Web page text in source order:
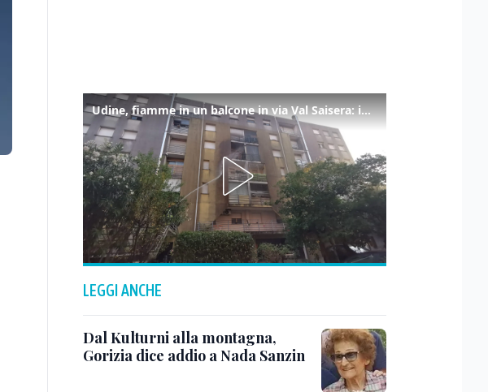
Udine, fiamme in un balcone in via Val Saisera: intervengono i pompieri
LEGGI ANCHE
Dal Kulturni alla montagna,
Gorizia dice addio a Nada Sanzin